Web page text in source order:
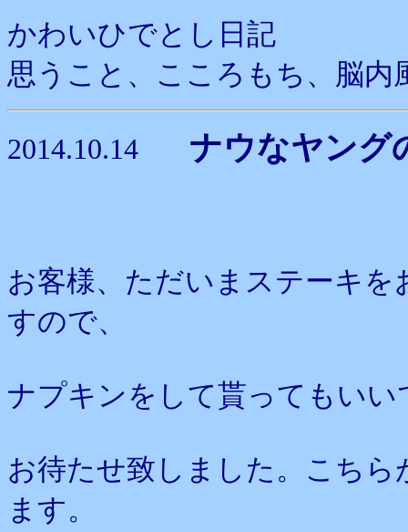
かわいひでとし日記
思うこと、こころもち、脳内
2014.10.14 ナウなヤング
お客様、ただいまステーキ
すので、
ナプキンをして貰ってもいい
お待たせ致しました。こち
ます。